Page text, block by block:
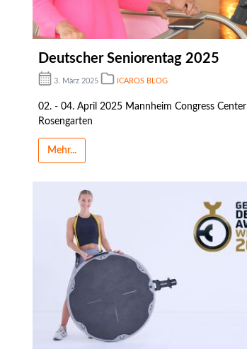
Deutscher Seniorentag 2025
3. März 2025 ICAROS BLOG
02. - 04. April 2025 Mannheim Congress Center
Rosengarten
Mehr...